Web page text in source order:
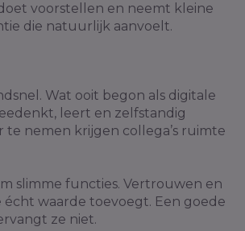
voorstellen en neemt kleine
die natuurlijk aanvoelt.
Wat ooit begon als digitale
leert en zelfstandig
nemen krijgen collega’s ruimte
slimme functies. Vertrouwen en
waarde toevoegt. Een goede
ze niet.